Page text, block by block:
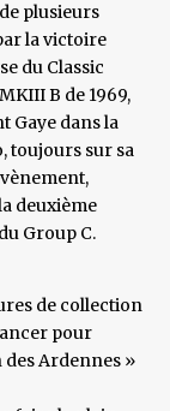
plusieurs
la victoire
du Classic
B de 1969,
Gaye dans la
toujours sur sa
deuxième
Group C.
de collection
pour
Ardennes »